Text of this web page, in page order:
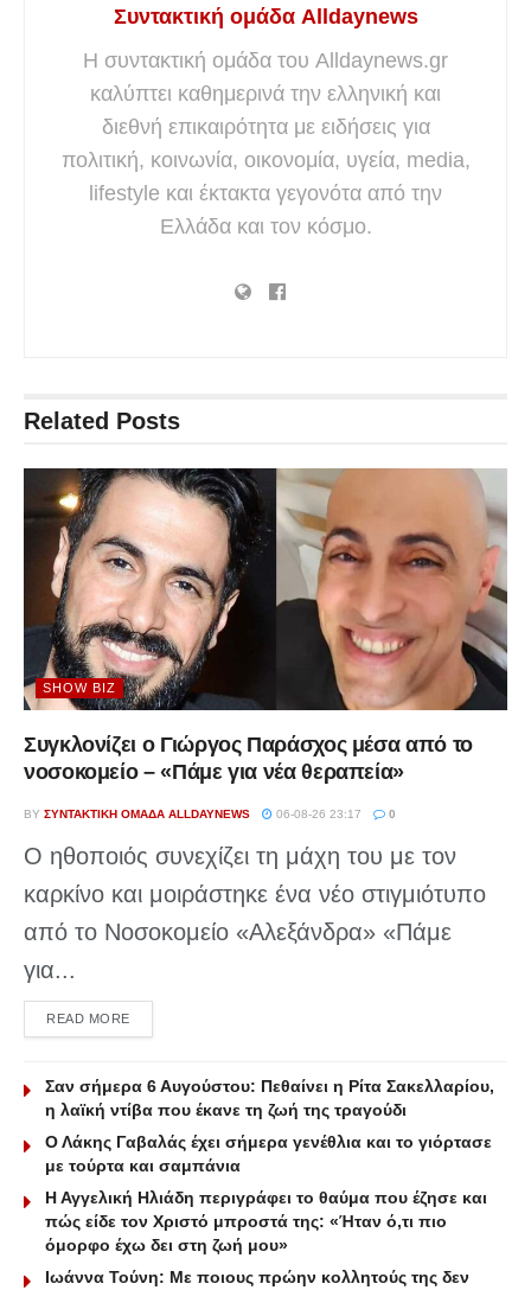
Συντακτική ομάδα Alldaynews
Η συντακτική ομάδα του Alldaynews.gr
καλύπτει καθημερινά την ελληνική και
διεθνή επικαιρότητα με ειδήσεις για
πολιτική, κοινωνία, οικονομία, υγεία, media,
lifestyle και έκτακτα γεγονότα από την
Ελλάδα και τον κόσμο.
Related Posts
SHOW BIZ
Συγκλονίζει ο Γιώργος Παράσχος μέσα από το
νοσοκομείο – «Πάμε για νέα θεραπεία»
BY ΣΥΝΤΑΚΤΙΚΉ ΟΜΆΔΑ ALLDAYNEWS 06-08-26 23:17 0
Ο ηθοποιός συνεχίζει τη μάχη του με τον
καρκίνο και μοιράστηκε ένα νέο στιγμιότυπο
από το Νοσοκομείο «Αλεξάνδρα» «Πάμε
για...
READ MOREDETAILS
Σαν σήμερα 6 Αυγούστου: Πεθαίνει η Ρίτα Σακελλαρίου,
η λαϊκή ντίβα που έκανε τη ζωή της τραγούδι
Ο Λάκης Γαβαλάς έχει σήμερα γενέθλια και το γιόρτασε
με τούρτα και σαμπάνια
Η Αγγελική Ηλιάδη περιγράφει το θαύμα που έζησε και
πώς είδε τον Χριστό μπροστά της: «Ήταν ό,τι πιο
όμορφο έχω δει στη ζωή μου»
Ιωάννα Τούνη: Με ποιους πρώην κολλητούς της δεν